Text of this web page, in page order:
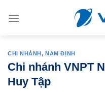
CHI NHÁNH,NAM ĐỊNH
Chi nhánh VNPT
Huy Tập